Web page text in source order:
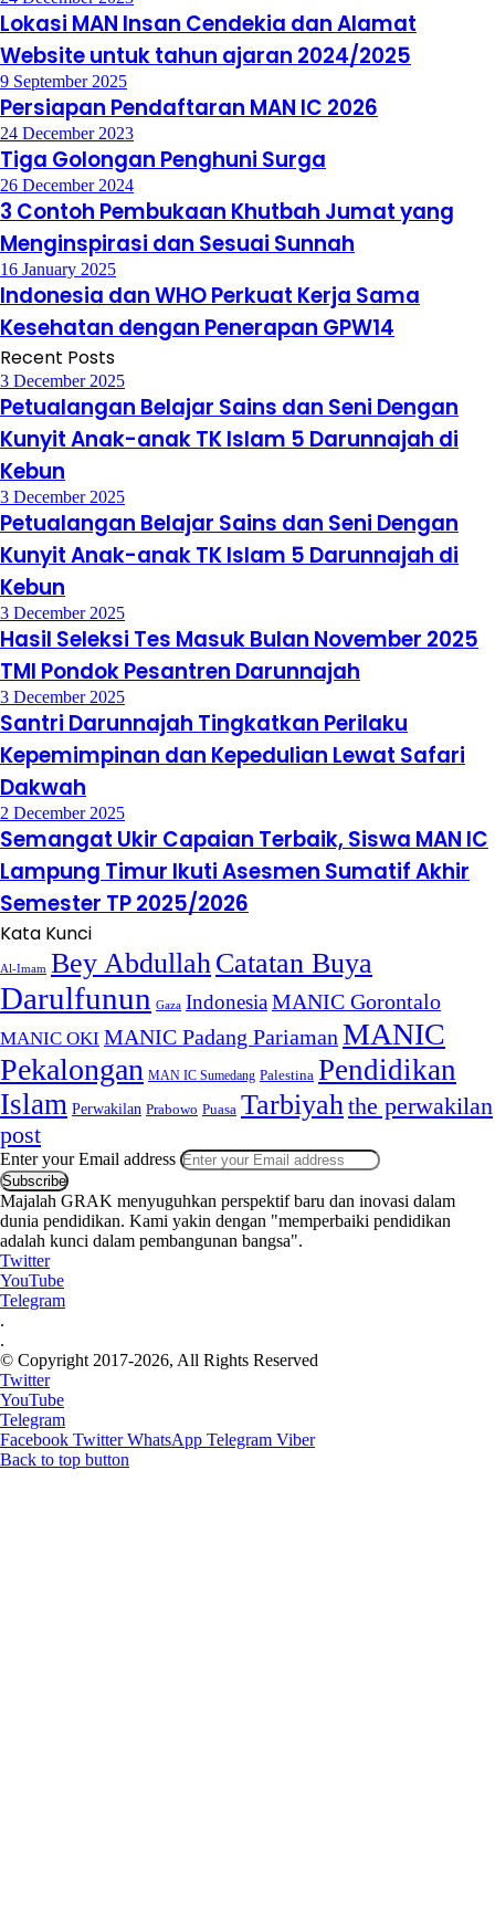
Lokasi MAN Insan Cendekia dan Alamat
Website untuk tahun ajaran 2024/2025
9 September 2025
Persiapan Pendaftaran MAN IC 2026
24 December 2023
Tiga Golongan Penghuni Surga
26 December 2024
3 Contoh Pembukaan Khutbah Jumat yang
Menginspirasi dan Sesuai Sunnah
16 January 2025
Indonesia dan WHO Perkuat Kerja Sama
Kesehatan dengan Penerapan GPW14
Recent Posts
3 December 2025
Petualangan Belajar Sains dan Seni Dengan
Kunyit Anak-anak TK Islam 5 Darunnajah di
Kebun
3 December 2025
Petualangan Belajar Sains dan Seni Dengan
Kunyit Anak-anak TK Islam 5 Darunnajah di
Kebun
3 December 2025
Hasil Seleksi Tes Masuk Bulan November 2025
TMI Pondok Pesantren Darunnajah
3 December 2025
Santri Darunnajah Tingkatkan Perilaku
Kepemimpinan dan Kepedulian Lewat Safari
Dakwah
2 December 2025
Semangat Ukir Capaian Terbaik, Siswa MAN IC
Lampung Timur Ikuti Asesmen Sumatif Akhir
Semester TP 2025/2026
Kata Kunci
Al-Imam Bey AbdullahCatatan Buya
Darulfunun Gaza IndonesiaMANIC Gorontalo
MANIC OKI MANIC Padang Pariaman MANIC
Pekalongan MAN IC Sumedang Palestina Pendidikan
Islam Perwakilan Prabowo Puasa Tarbiyahthe perwakilan
post
Enter your Email address
Majalah GRAK menyuguhkan perspektif baru dan inovasi dalam
dunia pendidikan. Kami yakin dengan "memperbaiki pendidikan
adalah kunci dalam pembangunan bangsa".
Twitter
YouTube
Telegram
.
.
© Copyright 2017-2026, All Rights Reserved
Twitter
YouTube
Telegram
Facebook Twitter WhatsApp Telegram Viber
Back to top button